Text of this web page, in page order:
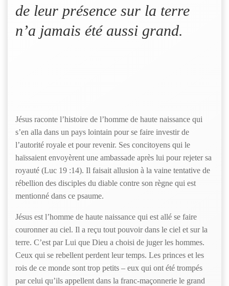
de leur présence sur la terre
n’a jamais été aussi grand.
Jésus raconte l’histoire de l’homme de haute naissance qui
s’en alla dans un pays lointain pour se faire investir de
l’autorité royale et pour revenir. Ses concitoyens qui le
haïssaient envoyèrent une ambassade après lui pour rejeter sa
royauté (Luc 19 :14). Il faisait allusion à la vaine tentative de
rébellion des disciples du diable contre son règne qui est
mentionné dans ce psaume.
Jésus est l’homme de haute naissance qui est allé se faire
couronner au ciel. Il a reçu tout pouvoir dans le ciel et sur la
terre. C’est par Lui que Dieu a choisi de juger les hommes.
Ceux qui se rebellent perdent leur temps. Les princes et les
rois de ce monde sont trop petits – eux qui ont été trompés
par celui qu’ils appellent dans la franc-maçonnerie le grand